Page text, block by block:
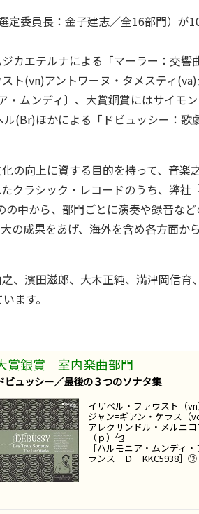
委員長：金子建志／全16部門）が
カエテルナによる「マーラー：交
ト(vn)アントワーヌ・タメスティ
ムンディ〕、大賞銅賞にはサイモ
(Br)ほかによる「ドビュッシー：
の向上に資する目的を持って、音楽
クラシック・レコードのうち、弊
中から、部門ごとに演奏や録音な
の成果をあげ、海外を含め各方面か
、濱田滋郎、大木正純、満津岡信育
ます。
賞銀賞 室内楽曲部門
ビュッシー／最後の３つのソナタ集
イザベル・ファウスト（vn
ジャン=ギアン・ケラス（vc
アレクサンドル・メルニコ
（ｐ）他
［ハルモニア・ムンディ・
ランス Ｄ KKC5938］⑫